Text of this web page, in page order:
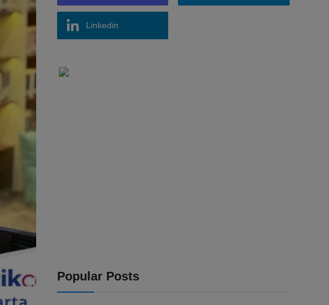
Linkedin
Popular Posts